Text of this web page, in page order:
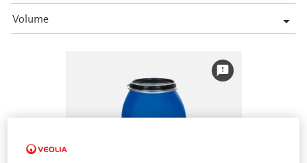
Volume 
feedback